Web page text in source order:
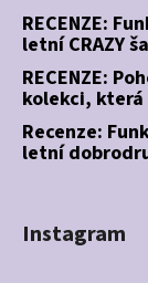
RECENZE:
letní CRAZY
RECENZE:
kolekci,
Recenze:
letní
Instagram